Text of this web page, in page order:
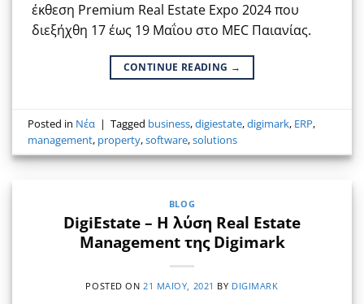
έκθεση Premium Real Estate Expo 2024 που
διεξήχθη 17 έως 19 Μαΐου στο MEC Παιανίας.
CONTINUE READING →
Posted in Νέα | Tagged business,digiestate,digimark, ERP,
management, property,software,solutions
BLOG
DigiEstate – Η λύση Real Estate
Management της Digimark
POSTED ON 21 ΜΑΪ́ΟΥ, 2021 BY DIGIMARK